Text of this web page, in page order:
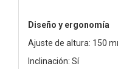
Diseño y ergonomía
Ajuste de altura: 150
Inclinación: Sí